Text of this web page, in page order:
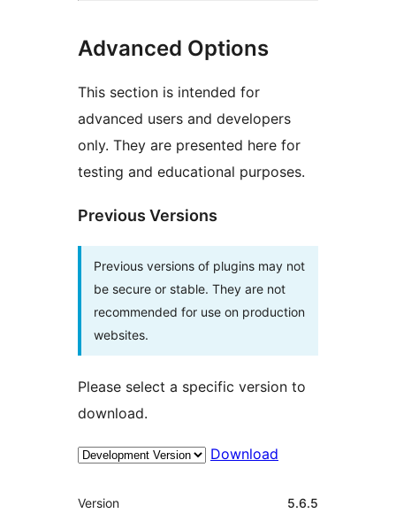
Advanced Options
This section is intended for
advanced users and developers
only. They are presented here for
testing and educational purposes.
Previous Versions
Previous versions of plugins may not
be secure or stable. They are not
recommended for use on production
websites.
Please select a specific version to
download.
Download
Meta
Version 5.6.5